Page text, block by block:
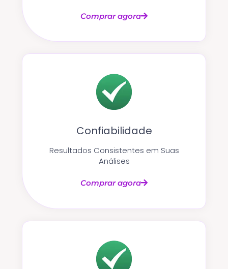
Comprar agora
Confiabilidade
Resultados Consistentes em Suas
Análises
Comprar agora